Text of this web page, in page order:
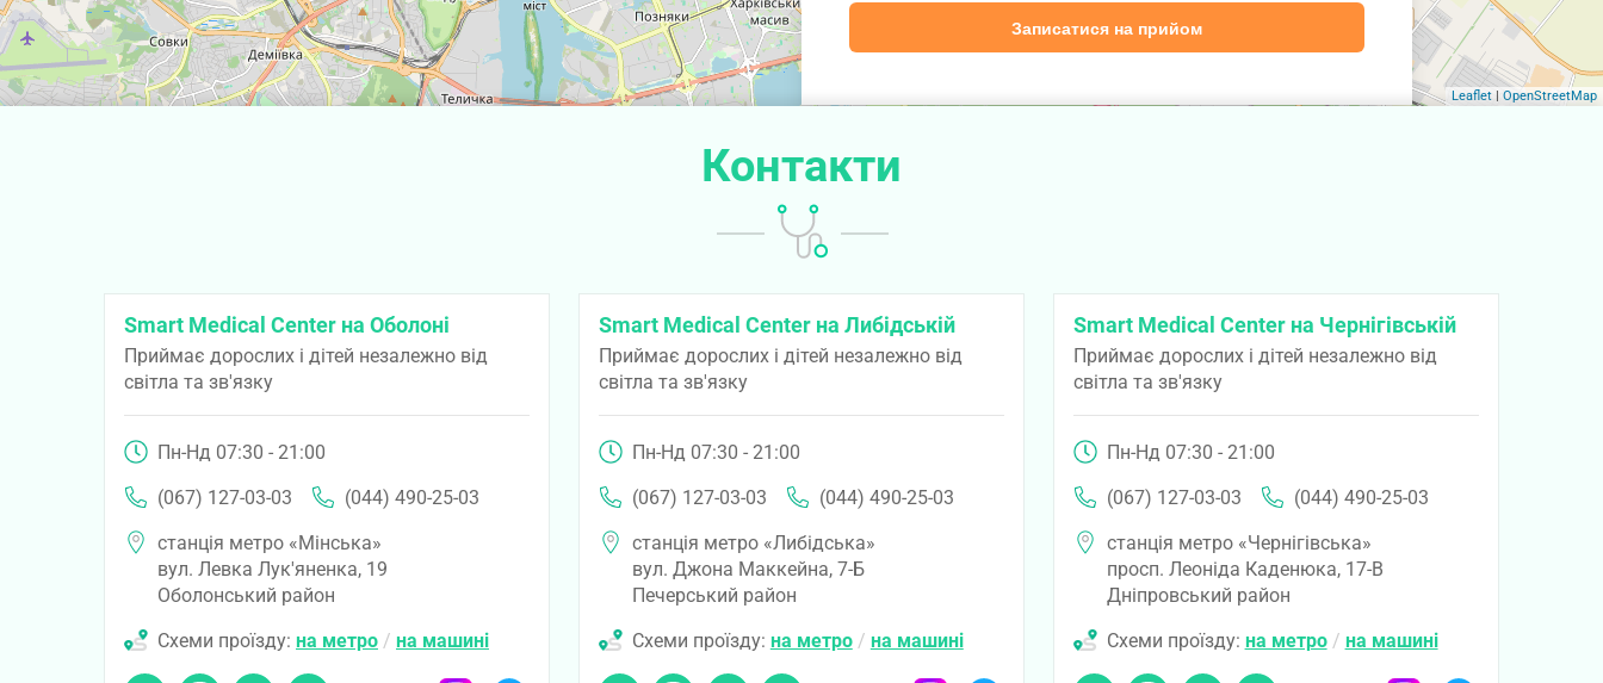
Записатися на прийом
Leaflet | OpenStreetMap
Контакти
Smart Medical Center на Оболоні
Приймає дорослих і дітей незалежно від
світла та зв'язку
Пн-Нд 07:30 - 21:00
(067) 127-03-03
(044) 490-25-03
станція метро «Мінська»
вул. Левка Лук'яненка, 19
Оболонський район
Схеми проїзду: на метро / на машині
Smart Medical Center на Либідській
Приймає дорослих і дітей незалежно від
світла та зв'язку
Пн-Нд 07:30 - 21:00
(067) 127-03-03
(044) 490-25-03
станція метро «Либідська»
вул. Джона Маккейна, 7-Б
Печерський район
Схеми проїзду: на метро/ на машині
Smart Medical Center на Чернігівській
Приймає дорослих і дітей незалежно від
світла та зв'язку
Пн-Нд 07:30 - 21:00
(067) 127-03-03
(044) 490-25-03
станція метро «Чернігівська»
просп. Леоніда Каденюка, 17-В
Дніпровський район
Схеми проїзду: на метро/ на машині